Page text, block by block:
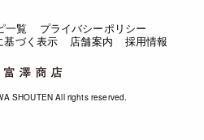
一覧
プライバシーポリシー
基づく表示
店舗案内 採用情報
SHOUTEN All rights reserved.